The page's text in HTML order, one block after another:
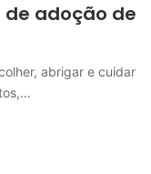
de adoção de
abrigar e cuidar